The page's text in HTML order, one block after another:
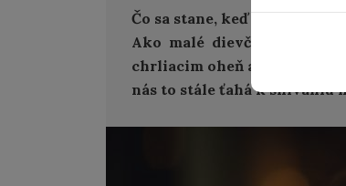
Čo sa stane, keď realita
Ako malé dievčatká sme
chrliacim oheň a
nás to stále ťahá k